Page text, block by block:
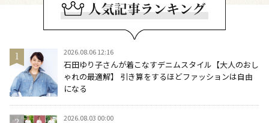
2026.08.06 12:16
石田ゆり子さんが着こなすデニムスタイル【大人のおし
ゃれの最適解】 引き算をするほどファッションは自由
になる
2026.08.03 00:00